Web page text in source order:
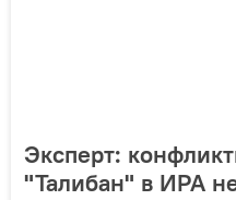
Эксперт:
"Талибан" в ИРА